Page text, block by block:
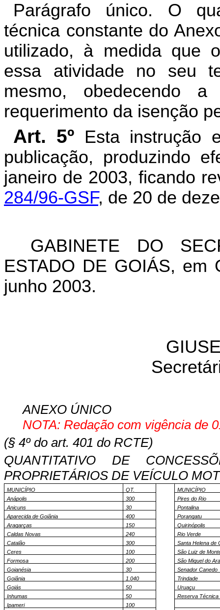
Parágrafo único. O
técnica constante do
utilizado, à medida que
essa atividade no seu
mesmo, obedecendo
requerimento da isenção
Art. 5º Esta instrução
publicação, produzindo
janeiro de 2003, ficando
284/96-GSF, de 20 de
GABINETE DO
ESTADO DE GOIÁS,
junho 2003.
ANEXO ÚNICO
NOTA: Redação com vigência de
(§ 4º do art. 401 do RCTE)
QUANTITATIVO DE
PROPRIETÁRIOS DE VEÍCULO
MUNICÍPIO QT.
MUNICÍPIO
Anápolis
300
Pires do Rio
Anicuns
30
Pontalina
Aparecida de Goiânia
400
Porangatu
Aragarças
150
Quirinópolis
Caldas Novas
240
Rio Verde
Catalão
300
Santa Helena de
Ceres
100
São Luiz de
Formosa
200
São Miguel do
Goianésia
30
Senador Canedo
Goiânia
1.040
Trindade
Goiás
50
Uruaçu
Inhumas
50
Reserva Técnica
Ipameri
100